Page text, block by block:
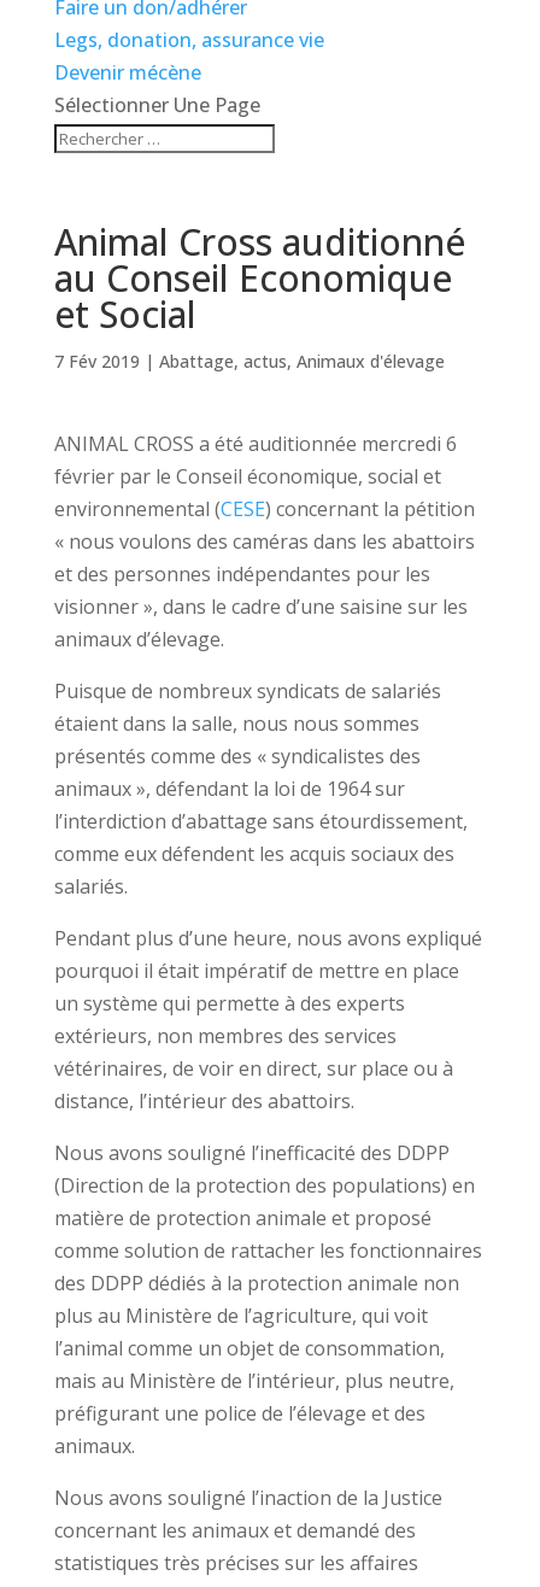
Faire un don/adhérer
Legs, donation, assurance vie
Devenir mécène
Sélectionner Une Page
Animal Cross auditionné
au Conseil Economique
et Social
7 Fév 2019 | Abattage, actus, Animaux d'élevage
ANIMAL CROSS a été auditionnée mercredi 6
février par le Conseil économique, social et
environnemental (CESE) concernant la pétition
« nous voulons des caméras dans les abattoirs
et des personnes indépendantes pour les
visionner », dans le cadre d’une saisine sur les
animaux d’élevage.
Puisque de nombreux syndicats de salariés
étaient dans la salle, nous nous sommes
présentés comme des « syndicalistes des
animaux », défendant la loi de 1964 sur
l’interdiction d’abattage sans étourdissement,
comme eux défendent les acquis sociaux des
salariés.
Pendant plus d’une heure, nous avons expliqué
pourquoi il était impératif de mettre en place
un système qui permette à des experts
extérieurs, non membres des services
vétérinaires, de voir en direct, sur place ou à
distance, l’intérieur des abattoirs.
Nous avons souligné l’inefficacité des DDPP
(Direction de la protection des populations) en
matière de protection animale et proposé
comme solution de rattacher les fonctionnaires
des DDPP dédiés à la protection animale non
plus au Ministère de l’agriculture, qui voit
l’animal comme un objet de consommation,
mais au Ministère de l’intérieur, plus neutre,
préfigurant une police de l’élevage et des
animaux.
Nous avons souligné l’inaction de la Justice
concernant les animaux et demandé des
statistiques très précises sur les affaires